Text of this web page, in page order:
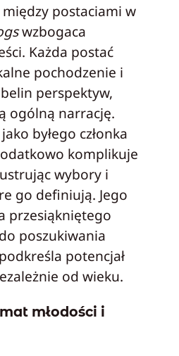
postaciami w
wzbogaca
Każda postać
pochodzenie i
perspektyw,
ogólną narrację.
byłego członka
komplikuje
wybory i
go definiują. Jego
przesiąkniętego
poszukiwania
potencjał
od wieku.
młodości i